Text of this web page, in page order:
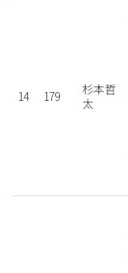
14 179
杉本哲
太